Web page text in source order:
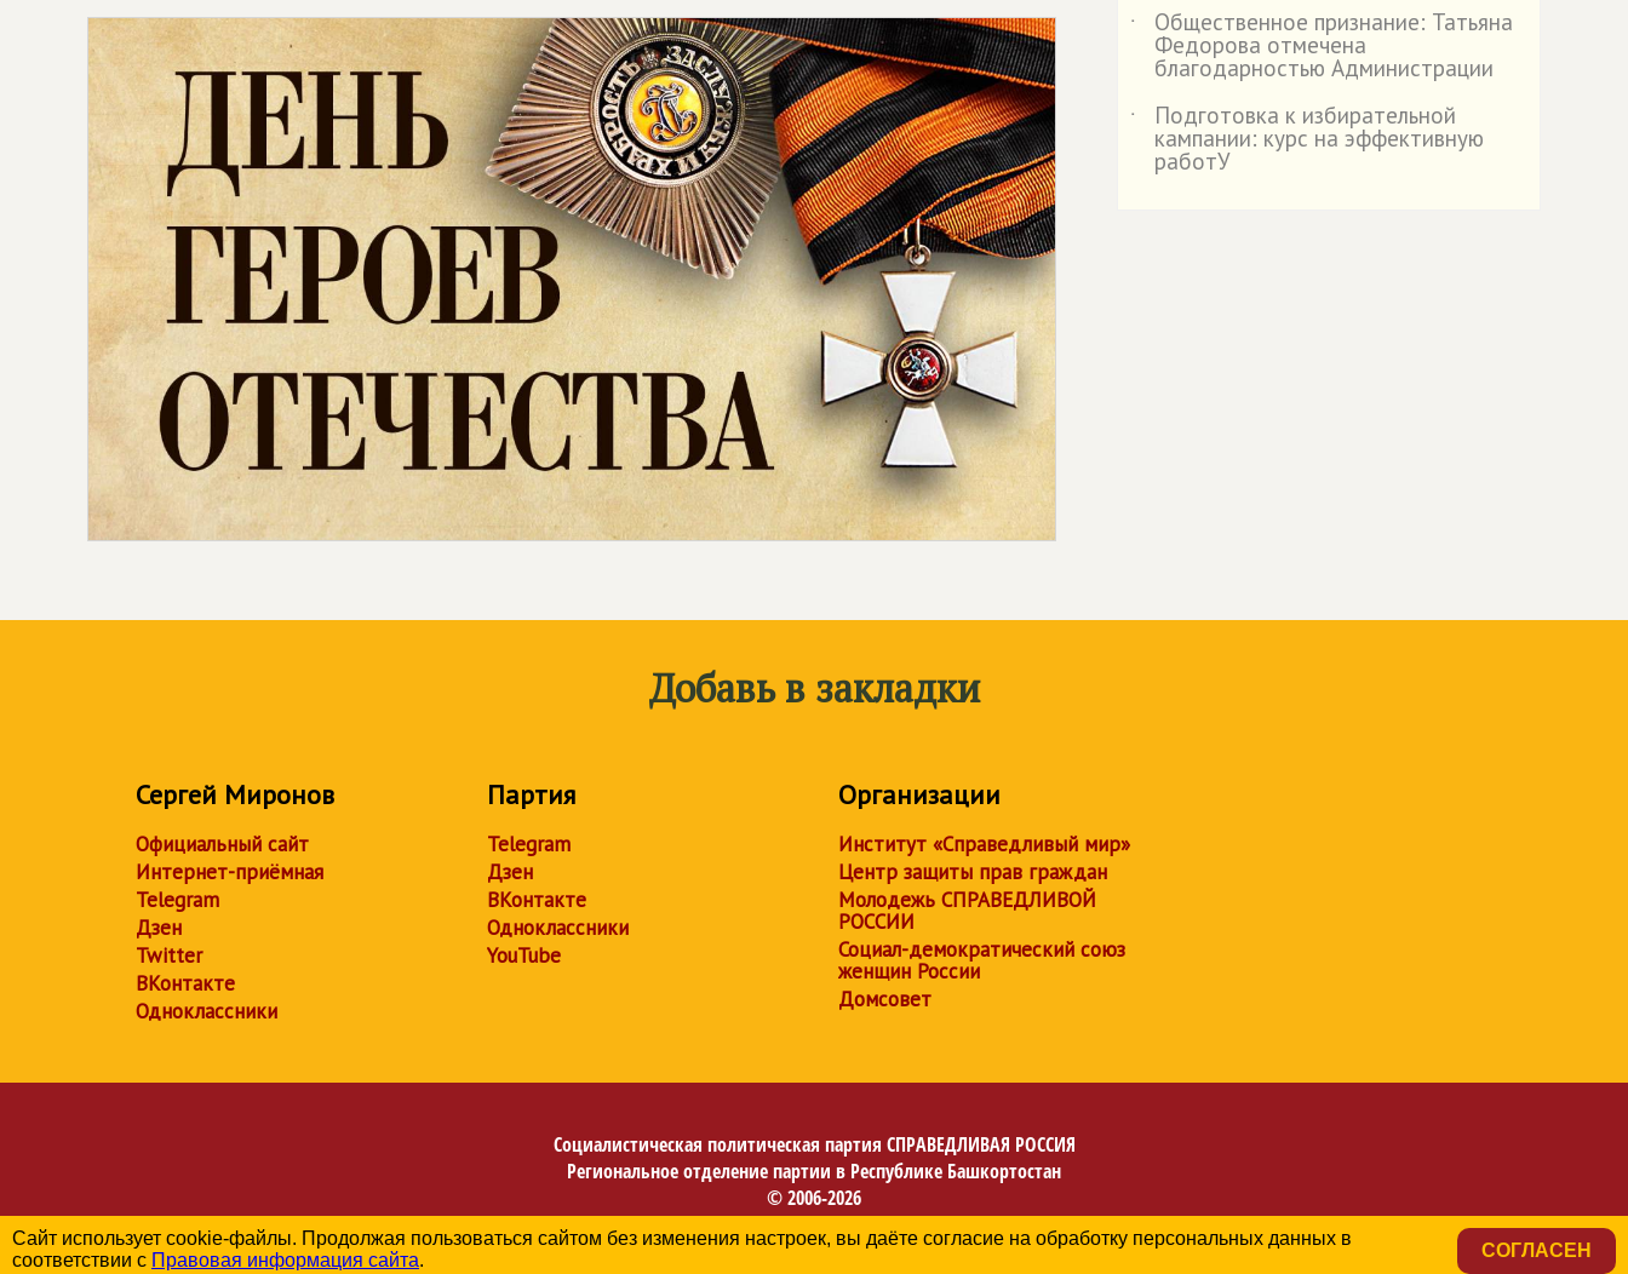
˙
Общественное признание: Татьяна
Федорова отмечена
благодарностью Администрации
˙
Подготовка к избирательной
кампании: курс на эффективную
работУ
Добавь в закладки
Сергей Миронов
Официальный сайт
Интернет-приёмная
Telegram
Дзен
Twitter
ВКонтакте
Одноклассники
Партия
Telegram
Дзен
ВКонтакте
Одноклассники
YouTube
Организации
Институт «Справедливый мир»
Центр защиты прав граждан
Молодежь СПРАВЕДЛИВОЙ
РОССИИ
Социал-демократический союз
женщин России
Домсовет
Социалистическая политическая партия СПРАВЕДЛИВАЯ РОССИЯ
Региональное отделение партии в Республике Башкортостан
© 2006-2026
Политика в отношении обработки персональных данных
Сайт использует cookie-файлы. Продолжая пользоваться сайтом без изменения настроек, вы даёте согласие на обработку персональных данных в
соответствии с Правовая информация сайта. СОГЛАСЕН